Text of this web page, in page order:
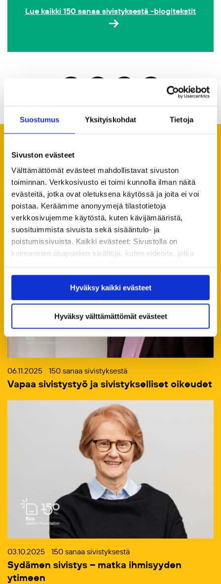
Suostumus Yksityiskohdat Tietoja
Sivuston evästeet
Välttämättömät evästeet mahdollistavat sivuston
toiminnan. Verkkosivusto ei toimi kunnolla ilman näitä
evästeitä, jotka ovat oletuksena käytössä ja joita ei voi
poistaa. Keräämme anonyymejä tilastotietoja
verkkosivujemme käytöstä, kuten kävijämääristä,
suosituimmista sivuista sekä sisääntulo- ja
poistumissivuista. Kaikki evästeet: Sivustolla on
kolmansien osapuolien sisältöjä, kuten videoita, jotka
saattaa estää näiden sisältöjen näkymisen.
Hyväksymällä kaikki evästeet varmistat, että kaikki
sisältö on käytettävissäsi.
Hyväksy kaikki evästeet
Hyväksy välttämättömät evästeet
Lue kaikki 150 sanaa sivistyksestä -blogitekstit
Suosittelemme lukemaan
seuraavaksi
Kaikki ajankohtaiset
06.11.2025 150 sanaa sivistyksestä
Vapaa sivistystyö ja sivistykselliset oikeudet
03.10.2025 150 sanaa sivistyksestä
Sydämen sivistys – matka ihmisyyden
ytimeen